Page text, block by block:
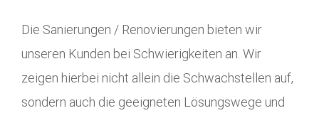
Die Sanierungen / Renovierungen bieten wir
unseren Kunden bei Schwierigkeiten an. Wir
zeigen hierbei nicht allein die Schwachstellen auf,
sondern auch die geeigneten Lösungswege und